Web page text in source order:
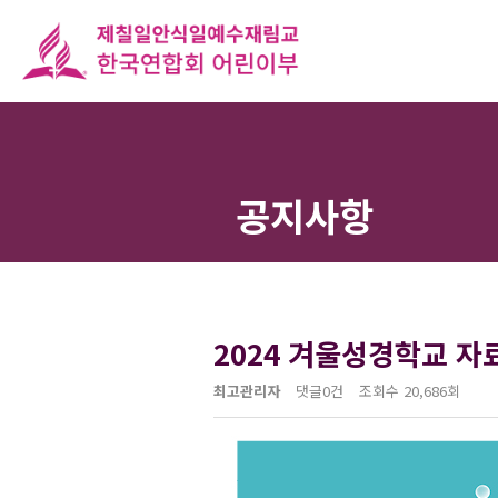
공지사항
2024 겨울성경학교 자
최고관리자 댓글0건 조회수 20,686회